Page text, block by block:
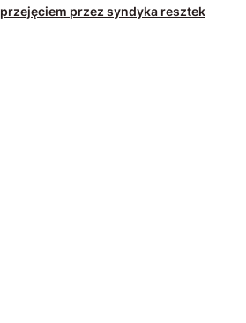
przejęciem przez syndyka resztek